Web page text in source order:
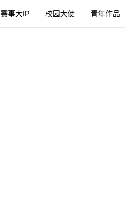
赛事大IP 校园大使 青年作品